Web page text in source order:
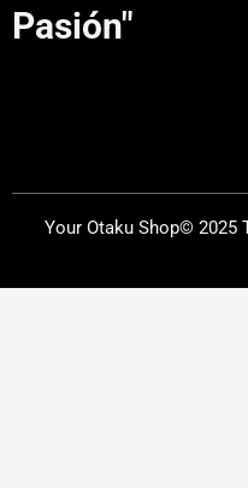
Pasión"
Your Otaku Shop© 2025